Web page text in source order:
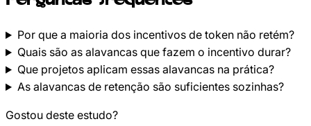
Por que a maioria dos incentivos de token não retém?
Quais são as alavancas que fazem o incentivo durar?
Que projetos aplicam essas alavancas na prática?
As alavancas de retenção são suficientes sozinhas?
Gostou deste estudo?